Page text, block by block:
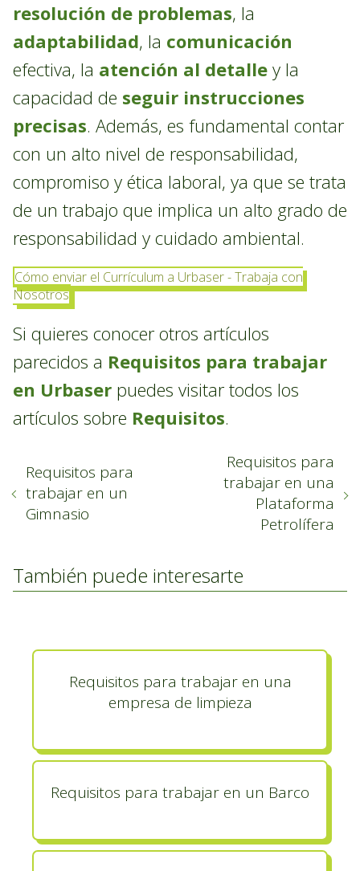
resolución de problemas, la
adaptabilidad, la comunicación
efectiva, la atención al detalle y la
capacidad de seguir instrucciones
precisas. Además, es fundamental contar
con un alto nivel de responsabilidad,
compromiso y ética laboral, ya que se trata
de un trabajo que implica un alto grado de
responsabilidad y cuidado ambiental.
Cómo enviar el Currículum a Urbaser - Trabaja con
Nosotros
Si quieres conocer otros artículos
parecidos a Requisitos para trabajar
en Urbaser puedes visitar todos los
artículos sobre Requisitos.
Requisitos para
trabajar en un
Gimnasio
Requisitos para
trabajar en una
Plataforma
Petrolífera
También puede interesarte
Requisitos para trabajar en una
empresa de limpieza
Requisitos para trabajar en un Barco